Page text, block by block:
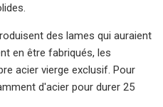
des lames qui auraient
en être fabriqués, les
acier vierge exclusif. Pour
d'acier pour durer 25